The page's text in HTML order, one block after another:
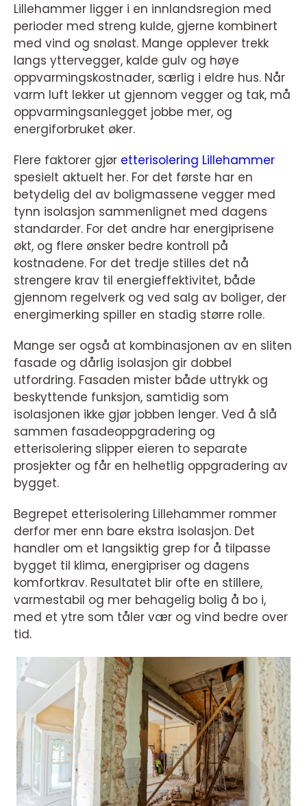
Lillehammer ligger i en innlandsregion med
perioder med streng kulde, gjerne kombinert
med vind og snølast. Mange opplever trekk
langs yttervegger, kalde gulv og høye
oppvarmingskostnader, særlig i eldre hus. Når
varm luft lekker ut gjennom vegger og tak, må
oppvarmingsanlegget jobbe mer, og
energiforbruket øker.
Flere faktorer gjør etterisolering Lillehammer
spesielt aktuelt her. For det første har en
betydelig del av boligmassene vegger med
tynn isolasjon sammenlignet med dagens
standarder. For det andre har energiprisene
økt, og flere ønsker bedre kontroll på
kostnadene. For det tredje stilles det nå
strengere krav til energieffektivitet, både
gjennom regelverk og ved salg av boliger, der
energimerking spiller en stadig større rolle.
Mange ser også at kombinasjonen av en sliten
fasade og dårlig isolasjon gir dobbel
utfordring. Fasaden mister både uttrykk og
beskyttende funksjon, samtidig som
isolasjonen ikke gjør jobben lenger. Ved å slå
sammen fasadeoppgradering og
etterisolering slipper eieren to separate
prosjekter og får en helhetlig oppgradering av
bygget.
Begrepet etterisolering Lillehammer rommer
derfor mer enn bare ekstra isolasjon. Det
handler om et langsiktig grep for å tilpasse
bygget til klima, energipriser og dagens
komfortkrav. Resultatet blir ofte en stillere,
varmestabil og mer behagelig bolig å bo i,
med et ytre som tåler vær og vind bedre over
tid.